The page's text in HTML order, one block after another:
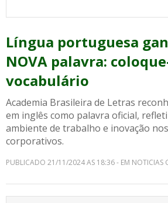
Língua portuguesa
NOVA palavra:
vocabulário
Academia Brasileira de Letras
em inglês como palavra oficial,
ambiente de trabalho e inovação
corporativos.
PUBLICADO 21/11/2024 AS 18:36 - EM NOTICIAS